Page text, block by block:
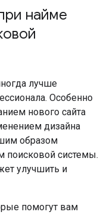
найме
лучше
Особенно
нового сайта
дизайна
образом
поисковой системы.
улучшить и
помогут вам